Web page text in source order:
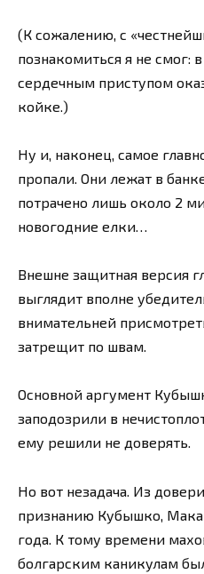
(К сожалению, с
познакомиться я не смог:
сердечным приступом
койке.)
Ну и, наконец, самое
пропали. Они лежат в
потрачено лишь около 2
новогодние елки…
Внешне защитная версия
выглядит вполне
внимательней
затрещит по швам.
Основной аргумент
заподозрили в
ему решили не доверять.
Но вот незадача. Из
признанию Кубышко,
года. К тому времени
болгарским каникулам